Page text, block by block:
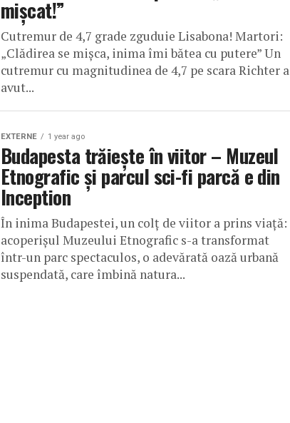
mișcat!”
Cutremur de 4,7 grade zguduie Lisabona! Martori:
„Clădirea se mișca, inima îmi bătea cu putere” Un
cutremur cu magnitudinea de 4,7 pe scara Richter a
avut...
EXTERNE 1 year ago
Budapesta trăiește în viitor – Muzeul
Etnografic și parcul sci-fi parcă e din
Inception
În inima Budapestei, un colț de viitor a prins viață:
acoperișul Muzeului Etnografic s-a transformat
într-un parc spectaculos, o adevărată oază urbană
suspendată, care îmbină natura...